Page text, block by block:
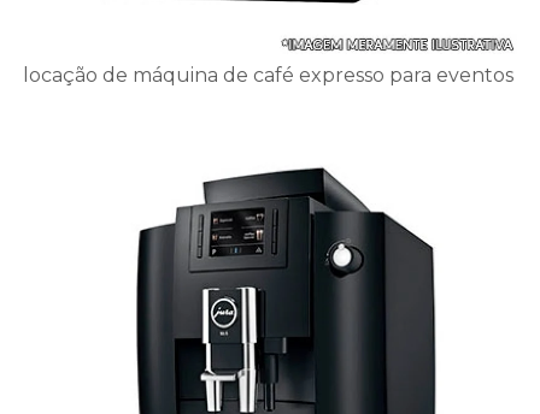
locação de máquina de café expresso para eventos